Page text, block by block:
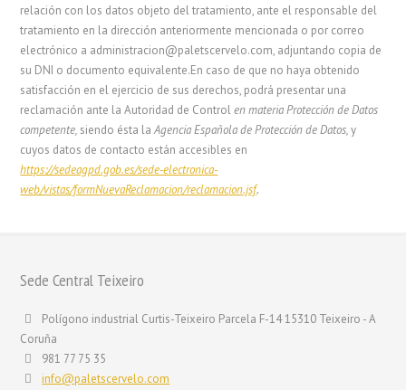
relación con los datos objeto del tratamiento, ante el responsable del
tratamiento en la dirección anteriormente mencionada o por correo
electrónico a administracion@paletscervelo.com, adjuntando copia de
su DNI o documento equivalente.En caso de que no haya obtenido
satisfacción en el ejercicio de sus derechos, podrá presentar una
reclamación ante la Autoridad de Controlen materia Protección de Datos
competente, siendo ésta laAgencia Española de Protección de Datos,y
cuyos datos de contacto están accesibles en
https://sedeagpd.gob.es/sede-electronica-
web/vistas/formNuevaReclamacion/reclamacion.jsf.
Sede Central Teixeiro
Polígono industrial Curtis-Teixeiro Parcela F-14 15310 Teixeiro - A
Coruña
981 77 75 35
info@paletscervelo.com